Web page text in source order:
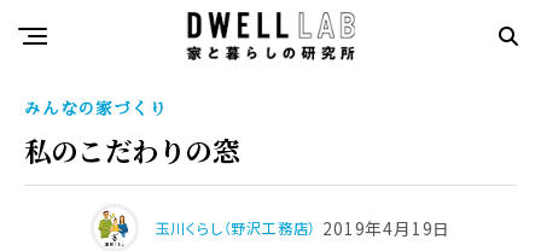
みんなの家づくり
私のこだわりの窓
玉川くらし（野沢工務店） 2019年4月19日